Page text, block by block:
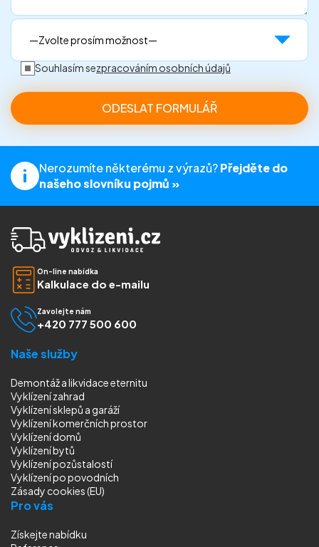
Souhlasím sezpracováním osobních údajů
Nerozumíte některému z výrazů?Přejděte do
našeho slovníku pojmů »
On-line nabídka
Kalkulace do e-mailu
Zavolejte nám
+420 777 500 600
Naše služby
Demontáž a likvidace eternitu
Vyklízení zahrad
Vyklízení sklepů a garáží
Vyklízení komerčních prostor
Vyklízení domů
Vyklízení bytů
Vyklízení pozůstalostí
Vyklízenípo povodních
Zásady cookies (EU)
Pro vás
Získejte nabídku